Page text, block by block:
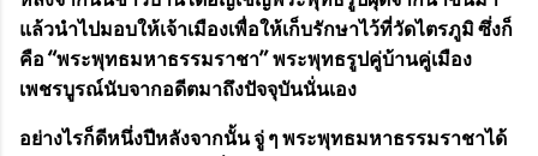
แล้วนำไปมอบให้เจ้าเมืองเพื่อให้เก็บรักษาไว้ที่วัดไตรภูมิ ซึ่งก็
คือ “พระพุทธมหาธรรมราชา” พระพุทธรูปคู่บ้านคู่เมือง
เพชรบูรณ์นับจากอดีตมาถึงปัจจุบันนั่นเอง
อย่างไรก็ดีหนึ่งปีหลังจากนั้น จู่ ๆ พระพุทธมหาธรรมราชาได้